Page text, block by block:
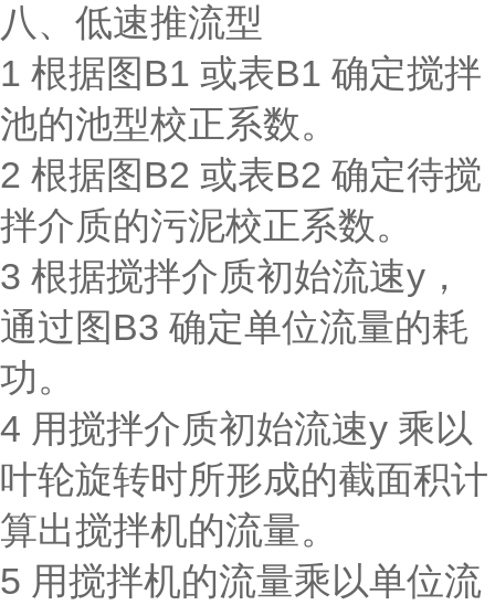
八、低速推流型
1 根据图B1 或表B1 确定搅拌
池的池型校正系数。
2 根据图B2 或表B2 确定待搅
拌介质的污泥校正系数。
3 根据搅拌介质初始流速y，
通过图B3 确定单位流量的耗
功。
4 用搅拌介质初始流速y 乘以
叶轮旋转时所形成的截面积计
算出搅拌机的流量。
5 用搅拌机的流量乘以单位流